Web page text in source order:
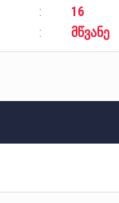
16
მწვანე